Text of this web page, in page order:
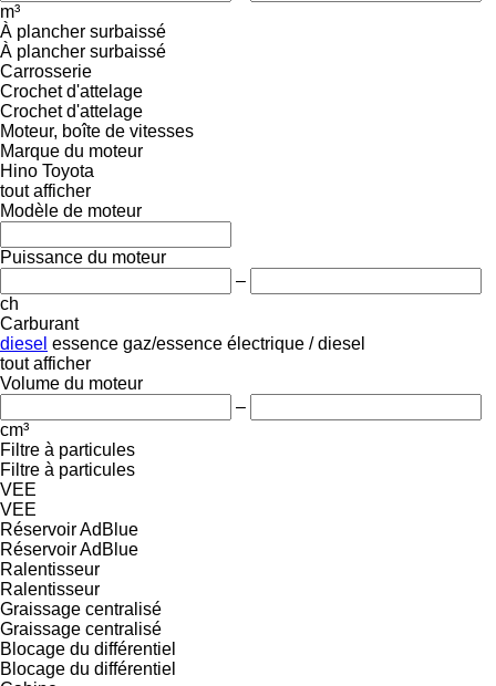
m³
À plancher surbaissé
À plancher surbaissé
Carrosserie
Crochet d'attelage
Crochet d'attelage
Moteur, boîte de vitesses
Marque du moteur
Hino Toyota
tout afficher
Modèle de moteur
Puissance du moteur
–
ch
Carburant
diesel essence gaz/essence électrique / diesel
tout afficher
Volume du moteur
–
cm³
Filtre à particules
Filtre à particules
VEE
VEE
Réservoir AdBlue
Réservoir AdBlue
Ralentisseur
Ralentisseur
Graissage centralisé
Graissage centralisé
Blocage du différentiel
Blocage du différentiel